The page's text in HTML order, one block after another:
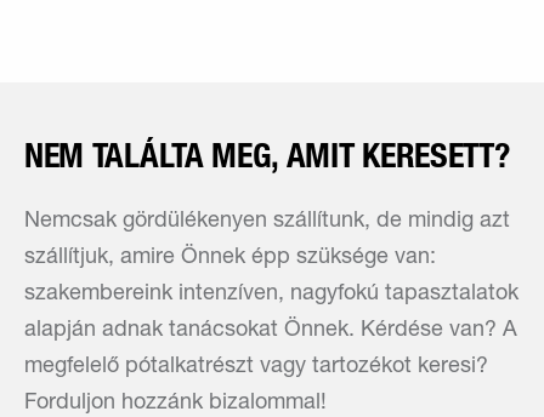
NEM TALÁLTA MEG, AMIT KERESETT?
Nemcsak gördülékenyen szállítunk, de mindig azt
szállítjuk, amire Önnek épp szüksége van:
szakembereink intenzíven, nagyfokú tapasztalatok
alapján adnak tanácsokat Önnek. Kérdése van? A
megfelelő pótalkatrészt vagy tartozékot keresi?
Forduljon hozzánk bizalommal!